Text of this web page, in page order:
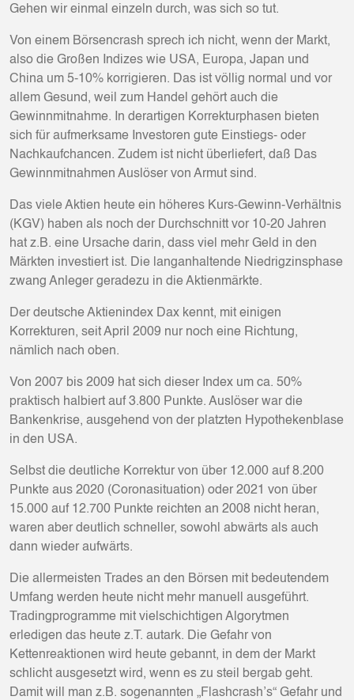
Gehen wir einmal einzeln durch, was sich so tut.
Von einem Börsencrash sprech ich nicht, wenn der Markt,
also die Großen Indizes wie USA, Europa, Japan und
China um 5-10% korrigieren. Das ist völlig normal und vor
allem Gesund, weil zum Handel gehört auch die
Gewinnmitnahme. In derartigen Korrekturphasen bieten
sich für aufmerksame Investoren gute Einstiegs- oder
Nachkaufchancen. Zudem ist nicht überliefert, daß Das
Gewinnmitnahmen Auslöser von Armut sind.
Das viele Aktien heute ein höheres Kurs-Gewinn-Verhältnis
(KGV) haben als noch der Durchschnitt vor 10-20 Jahren
hat z.B. eine Ursache darin, dass viel mehr Geld in den
Märkten investiert ist. Die langanhaltende Niedrigzinsphase
zwang Anleger geradezu in die Aktienmärkte.
Der deutsche Aktienindex Dax kennt, mit einigen
Korrekturen, seit April 2009 nur noch eine Richtung,
nämlich nach oben.
Von 2007 bis 2009 hat sich dieser Index um ca. 50%
praktisch halbiert auf 3.800 Punkte. Auslöser war die
Bankenkrise, ausgehend von der platzten Hypothekenblase
in den USA.
Selbst die deutliche Korrektur von über 12.000 auf 8.200
Punkte aus 2020 (Coronasituation) oder 2021 von über
15.000 auf 12.700 Punkte reichten an 2008 nicht heran,
waren aber deutlich schneller, sowohl abwärts als auch
dann wieder aufwärts.
Die allermeisten Trades an den Börsen mit bedeutendem
Umfang werden heute nicht mehr manuell ausgeführt.
Tradingprogramme mit vielschichtigen Algorytmen
erledigen das heute z.T. autark. Die Gefahr von
Kettenreaktionen wird heute gebannt, in dem der Markt
schlicht ausgesetzt wird, wenn es zu steil bergab geht.
Damit will man z.B. sogenannten „Flashcrash’s“ Gefahr und